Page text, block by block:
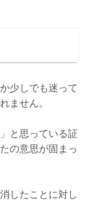
少しでも迷って
ません。
と思っている証
の意思が固まっ
したことに対し